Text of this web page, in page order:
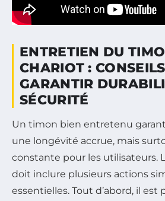
ENTRETIEN DU
CHARIOT :
GARANTIR
SÉCURITÉ
Un timon bien entretenu
une longévité accrue, mais
constante pour les utilisateurs.
doit inclure plusieurs actions
essentielles. Tout d’abord, il est